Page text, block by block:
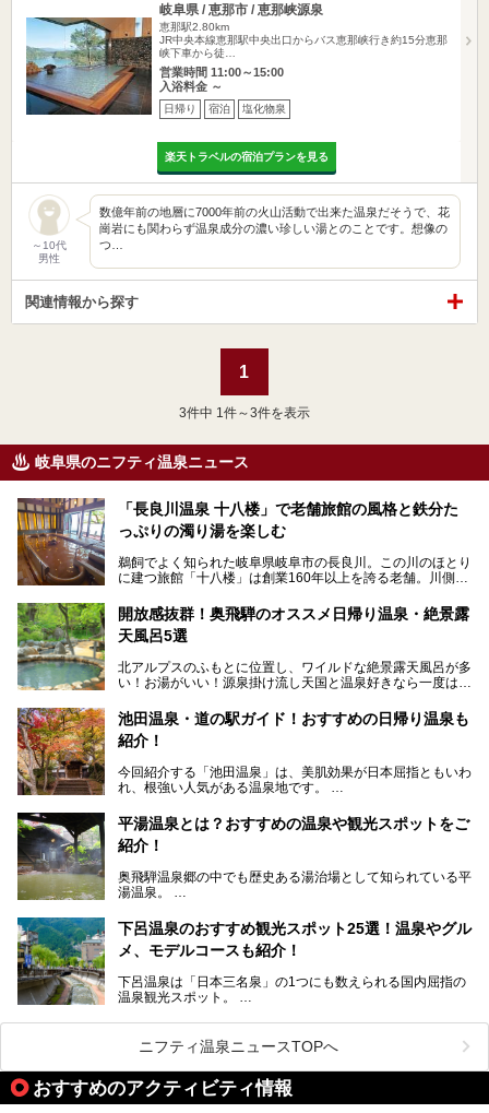
岐阜県 / 恵那市 / 恵那峡源泉
恵那駅2.80km
JR中央本線恵那駅中央出口からバス恵那峡行き約15分恵那
峡下車から徒…
営業時間 11:00～15:00
入浴料金 ～
日帰り 宿泊 塩化物泉
楽天トラベルの宿泊プランを見る
～10代
男性
数億年前の地層に7000年前の火山活動で出来た温泉だそうで、花
崗岩にも関わらず温泉成分の濃い珍しい湯とのことです。想像の
つ…
関連情報から探す
1
3件中 1件～3件を表示
岐阜県のニフティ温泉ニュース
「長良川温泉 十八楼」で老舗旅館の風格と鉄分た
っぷりの濁り湯を楽しむ
鵜飼でよく知られた岐阜県岐阜市の長良川。この川のほとり
に建つ旅館「十八楼」は創業160年以上を誇る老舗。川側の
濁り湯で、地産地消にこだわった食事も定評があります。
そして大浴場は日帰り入浴もできるんですよ。泊まりでも日
岐阜の手仕事に触れる旅とともに楽しんでみてはいかがでし
ょう！
───
提供元：岐阜県【PR】
この記事は岐阜県のPR記事です。
開放感抜群！奥飛騨のオススメ日帰り温泉・絶景露
天風呂5選
北アルプスのふもとに位置し、ワイルドな絶景露天風呂が多
い！お湯がいい！源泉掛け流し天国と温泉好きなら一度は行
「平湯温泉」「福地温泉」「新平湯温泉」「栃尾温泉」「新
穂高温泉」と5つの温泉地を総称して奥飛騨温泉郷と呼びま
風呂を5ヶ所ご紹介したいと思います。いずれも素晴らしい
温泉ですよ！
池田温泉・道の駅ガイド！おすすめの日帰り温泉も
紹介！
今回紹介する「池田温泉」は、美肌効果が日本屈指ともいわ
れ、根強い人気がある温泉地です。
温泉旅として利用することができます。
池田温泉には道の駅があるなど、温泉、観光、買い物と、さ
そんな池田温泉の魅力を詳しく紹介していきます！
平湯温泉とは？おすすめの温泉や観光スポットをご
紹介！
奥飛騨温泉郷の中でも歴史ある湯治場として知られている平
湯温泉。
らの利用客も増え、ますます賑わいを見せています。そこで
今回は、平湯温泉の観光スポットとおすすめの温泉施設を紹
介します。気になる温泉をぜひチェックしてみてください。
下呂温泉のおすすめ観光スポット25選！温泉やグル
メ、モデルコースも紹介！
下呂温泉は「日本三名泉」の1つにも数えられる国内屈指の
温泉観光スポット。
のグルメを楽しんだり、周辺にある名所にも足を伸ばしたり
したいもの。
本記事では、下呂温泉エリアにあるおすすめの観光スポット
をご紹介するとともに散策する際のモデルコースもご提案。
下呂温泉観光をたっぷりとガイドします！
ニフティ温泉ニュースTOPへ
おすすめのアクティビティ情報